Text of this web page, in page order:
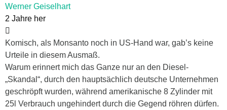
Werner Geiselhart
2 Jahre her
Komisch, als Monsanto noch in US-Hand war, gab’s keine
Urteile in diesem Ausmaß.
Warum erinnert mich das Ganze nur an den Diesel-
„Skandal“, durch den hauptsächlich deutsche Unternehmen
geschröpft wurden, während amerikanische 8 Zylinder mit
25l Verbrauch ungehindert durch die Gegend röhren dürfen.